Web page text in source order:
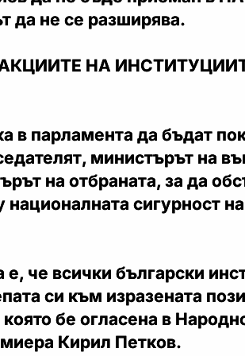
да не се разширява.
НА
в парламента да бъдат
министърът на
на отбраната, за да
националната сигурност
е, че всички български
си към изразената
бе огласена в
Кирил Петков.